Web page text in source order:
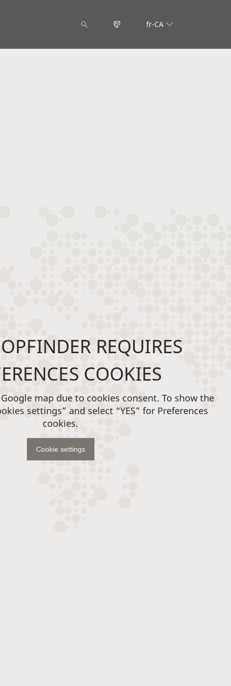
fr-CA
REQUIRES
COOKIES
map due to cookies consent. To show the
settings” and select “YES” for Preferences
cookies.
Cookie settings